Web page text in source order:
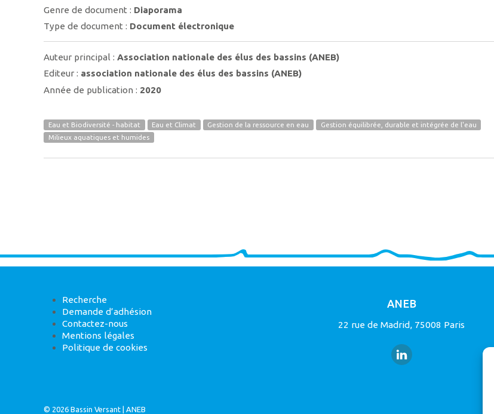
Genre de document : Diaporama
Type de document : Document électronique
Auteur principal :Association nationale des élus des bassins (ANEB)
Editeur : association nationale des élus des bassins (ANEB)
Année de publication : 2020
Eau et Biodiversité - habitat Eau et Climat Gestion de la ressource en eau
Gestion équilibrée, durable et intégrée de l'eau
Milieux aquatiques et humides
Recherche
Demande d’adhésion
Contactez-nous
Mentions légales
Politique de cookies
ANEB
22 rue de Madrid, 75008 Paris
© 2026Bassin Versant |ANEB